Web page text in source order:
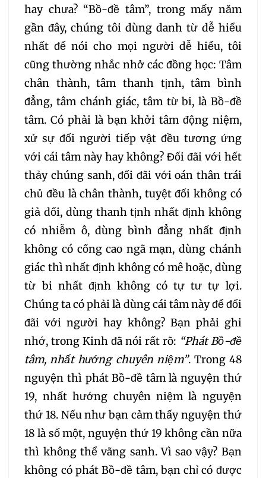
hay chưa? “Bồ-đề tâm”, trong mấy năm
gần đây, chúng tôi dùng danh từ dễ hiểu
nhất để nói cho mọi người dễ hiểu, tôi
cũng thường nhắc nhở các đồng học: Tâm
chân thành, tâm thanh tịnh, tâm bình
đẳng, tâm chánh giác, tâm từ bi, là Bồ-đề
tâm. Có phải là bạn khởi tâm động niệm,
xử sự đối người tiếp vật đều tương ứng
với cái tâm này hay không? Đối đãi với hết
thảy chúng sanh, đối đãi với oán thân trái
chủ đều là chân thành, tuyệt đối không có
giả dối, dùng thanh tịnh nhất định không
có nhiễm ô, dùng bình đẳng nhất định
không có cống cao ngã mạn, dùng chánh
giác thì nhất định không có mê hoặc, dùng
từ bi nhất định không có tự tư tự lợi.
Chúng ta có phải là dùng cái tâm này để đối
đãi với người hay không? Bạn phải ghi
nhớ, trong Kinh đã nói rất rõ: “Phát Bồ-đề
tâm, nhất hướng chuyên niệm”. Trong 48
nguyện thì phát Bồ-đề tâm là nguyện thứ
19, nhất hướng chuyên niệm là nguyện
thứ 18. Nếu như bạn cảm thấy nguyện thứ
18 là số một, nguyện thứ 19 không cần nữa
thì không thể vãng sanh. Vì sao vậy? Bạn
không có phát Bồ-đề tâm, bạn chỉ có được